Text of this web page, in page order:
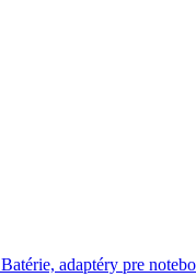
Batérie, adaptéry pre